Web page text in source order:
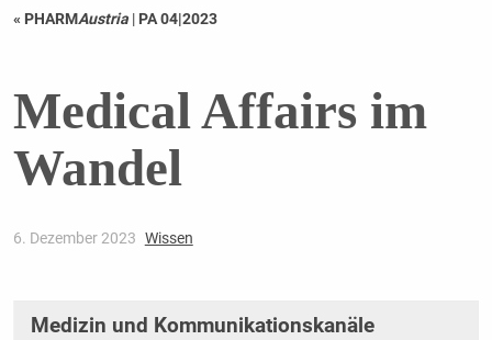
« PHARMAustria | PA 04|2023
Medical Affairs im
Wandel
6. Dezember 2023 Wissen
Medizin und Kommunikationskanäle